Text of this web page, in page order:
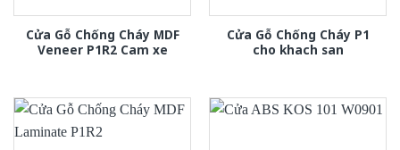
Cửa Gỗ Chống Cháy MDF
Veneer P1R2 Cam xe
Cửa Gỗ Chống Cháy P1
cho khach san